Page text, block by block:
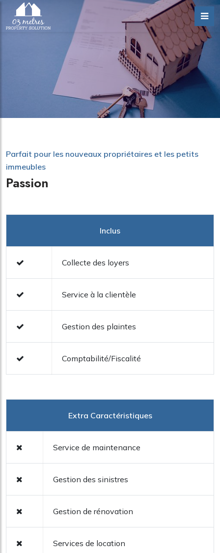
Parfait pour les nouveaux propriétaires et les petits
immeubles
Passion
Inclus
Collecte des loyers
Service à la clientèle
Gestion des plaintes
Comptabilité/Fiscalité
Extra Caractéristiques
Service de maintenance
Gestion des sinistres
Gestion de rénovation
Services de location